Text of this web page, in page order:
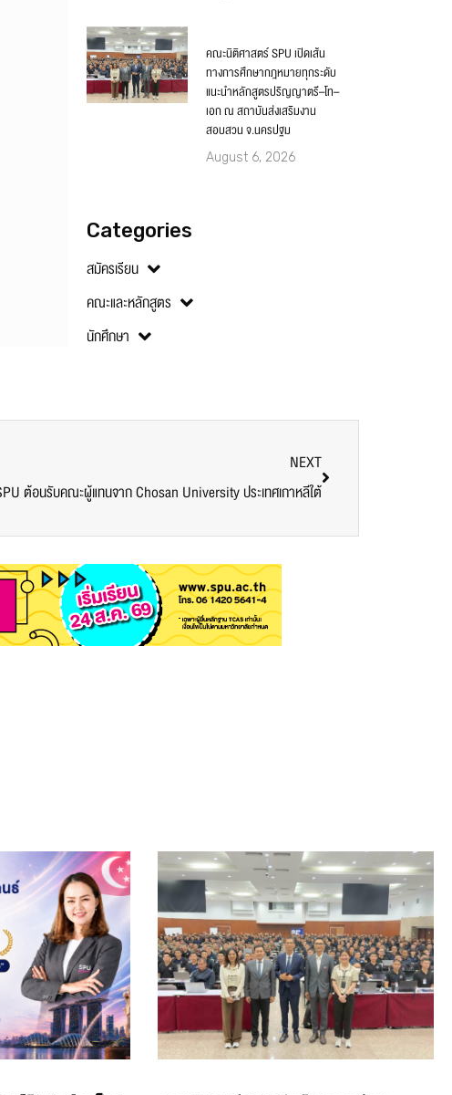
คณะนิติศาสตร์ SPU เปิดเส้น
ทางการศึกษากฎหมายทุกระดับ
แนะนำหลักสูตรปริญญาตรี–โท–
เอก ณ สถาบันส่งเสริมงาน
สอบสวน จ.นครปฐม
August 6, 2026
Categories
สมัครเรียน
คณะและหลักสูตร
นักศึกษา
NEXT
ต้อนรับคณะผู้แทนจาก Chosan University ประเทศเกาหลีใต้